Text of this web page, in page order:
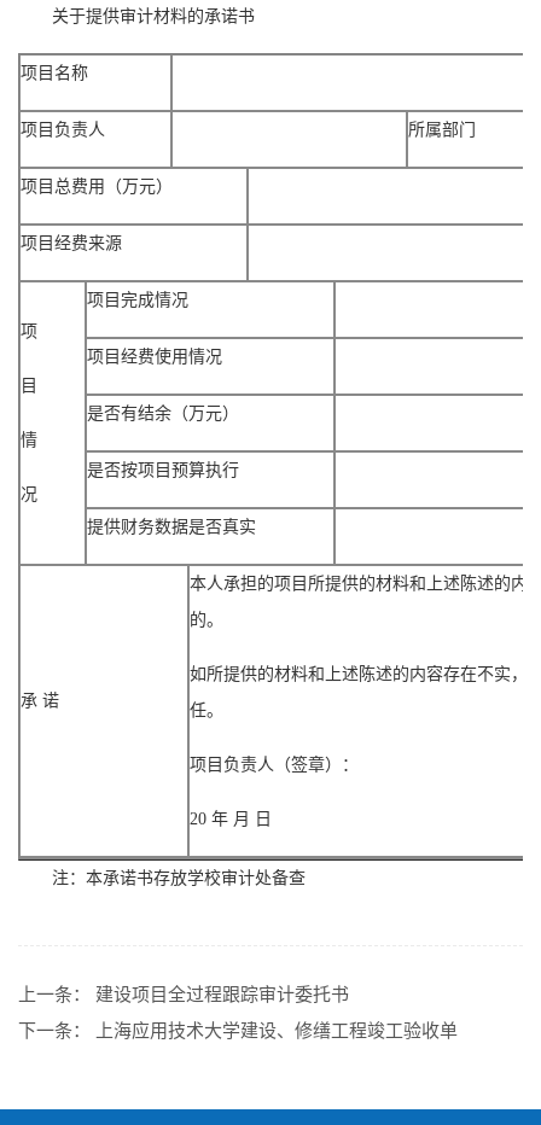
关于提供审计材料的承诺书
项目名称
项目负责人 所属部门
项目总费用（万元）
项目经费来源
项
目
情
况
项目完成情况
项目经费使用情况
是否有结余（万元）
是否按项目预算执行
提供财务数据是否真实
承 诺
本人承担的项目所提供的材料和上述陈述的内
的。
如所提供的材料和上述陈述的内容存在不实，
任。
项目负责人（签章）：
20 年 月 日
注：本承诺书存放学校审计处备查
上一条： 建设项目全过程跟踪审计委托书
下一条：
上海应用技术大学建设、修缮工程竣工验收单